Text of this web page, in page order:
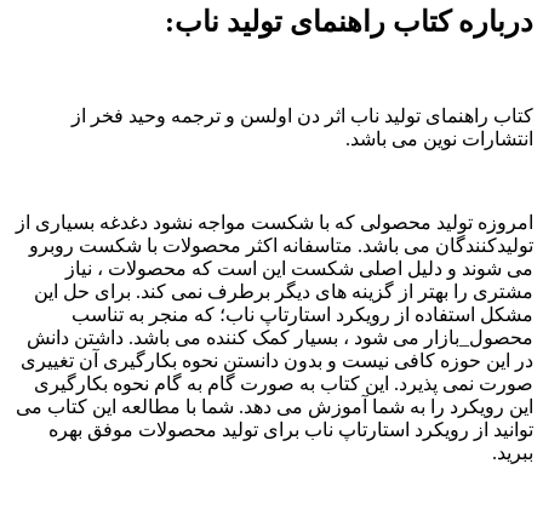
درباره کتاب راهنمای تولید ناب:
کتاب راهنمای تولید ناب اثر دن اولسن و ترجمه وحید فخر از
انتشارات نوین می باشد.
امروزه تولید محصولی که با شکست مواجه نشود دغدغه بسیاری از
تولیدکنندگان می باشد. متاسفانه اکثر محصولات با شکست روبرو
می شوند و دلیل اصلی شکست این است که محصولات ، نیاز
مشتری را بهتر از گزینه های دیگر برطرف نمی کند. برای حل این
مشکل استفاده از رویکرد استارتاپ ناب؛ که منجر به تناسب
محصول_بازار می شود ، بسیار کمک کننده می باشد. داشتن دانش
در این حوزه کافی نیست و بدون دانستن نحوه بکارگیری آن تغییری
صورت نمی پذیرد. این کتاب به صورت گام به گام نحوه بکارگیری
این رویکرد را به شما آموزش می دهد. شما با مطالعه این کتاب می
توانید از رویکرد استارتاپ ناب برای تولید محصولات موفق بهره
ببرید.